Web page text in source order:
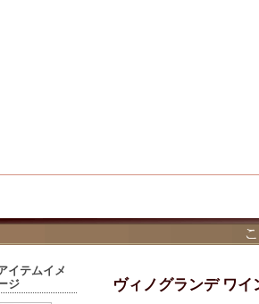
ヴィノグランデ ワイ
イテムイメ
ジ